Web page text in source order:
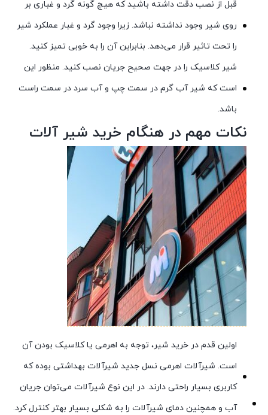
قبل از نصب دقت داشته باشید که هیچ گونه گرد و غباری بر
روی شیر وجود نداشته نباشد. زیرا وجود گرد و غبار عملکرد شیر
را تحت تاثیر قرار می‌دهد. بنابراین آن را به خوبی تمیز کنید.
شیر کلاسیک را در جهت صحیح جریان نصب کنید. منظور این
است که شیر آب گرم در سمت چپ و آب سرد در سمت راست
باشد.
نکات مهم در هنگام خرید شیر آلات
اولین قدم در خرید شیر، توجه به اهرمی یا کلاسیک بودن آن
است. شیرآلات اهرمی نسل جدید شیرآلات بهداشتی بوده که
کاربری بسیار راحتی دارند. در این نوع شیرآلات می‌توان جریان
آب و همچنین دمای شیرآلات را به شکلی بسیار بهتر کنترل کرد.